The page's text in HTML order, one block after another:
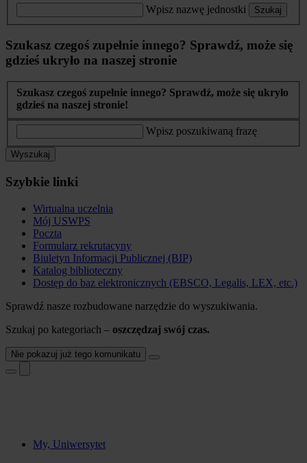
Wpisz nazwę jednostki Szukaj
Szukasz czegoś zupełnie innego? Sprawdź, może się
gdzieś ukryło na naszej stronie
Szukasz czegoś zupełnie innego? Sprawdź, może się ukryło
gdzieś na naszej stronie!
Wpisz poszukiwaną frazę
Wyszukaj
Szybkie linki
Wirtualna uczelnia
Mój USWPS
Poczta
Formularz rekrutacyny
Biuletyn Informacji Publicznej (BIP)
Katalog biblioteczny
Dostęp do baz elektronicznych (EBSCO, Legalis, LEX, etc.)
Sprawdź nasze rozbudowane narzędzie do wyszukiwania.
Szukaj po kategoriach – oszczędzaj swój czas.
Nie pokazuj już tego komunikatu
My, Uniwersytet